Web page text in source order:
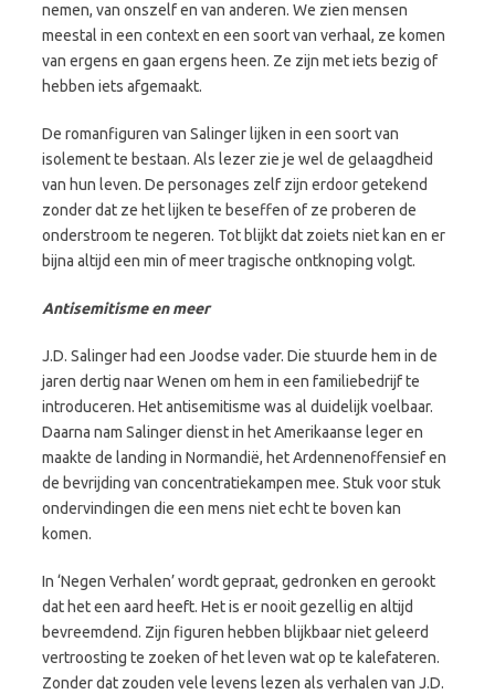
nemen, van onszelf en van anderen. We zien mensen
meestal in een context en een soort van verhaal, ze komen
van ergens en gaan ergens heen. Ze zijn met iets bezig of
hebben iets afgemaakt.
De romanfiguren van Salinger lijken in een soort van
isolement te bestaan. Als lezer zie je wel de gelaagdheid
van hun leven. De personages zelf zijn erdoor getekend
zonder dat ze het lijken te beseffen of ze proberen de
onderstroom te negeren. Tot blijkt dat zoiets niet kan en er
bijna altijd een min of meer tragische ontknoping volgt.
Antisemitisme en meer
J.D. Salinger had een Joodse vader. Die stuurde hem in de
jaren dertig naar Wenen om hem in een familiebedrijf te
introduceren. Het antisemitisme was al duidelijk voelbaar.
Daarna nam Salinger dienst in het Amerikaanse leger en
maakte de landing in Normandië, het Ardennenoffensief en
de bevrijding van concentratiekampen mee. Stuk voor stuk
ondervindingen die een mens niet echt te boven kan
komen.
In ‘Negen Verhalen’ wordt gepraat, gedronken en gerookt
dat het een aard heeft. Het is er nooit gezellig en altijd
bevreemdend. Zijn figuren hebben blijkbaar niet geleerd
vertroosting te zoeken of het leven wat op te kalefateren.
Zonder dat zouden vele levens lezen als verhalen van J.D.